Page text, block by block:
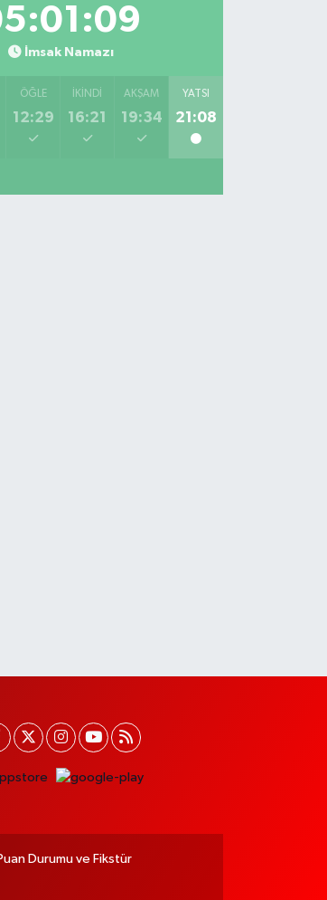
İmsak Namazı
ÖĞLE
12:29
İKINDI
16:21
AKŞAM
19:34
YATSI
21:08
Durumu ve Fikstür